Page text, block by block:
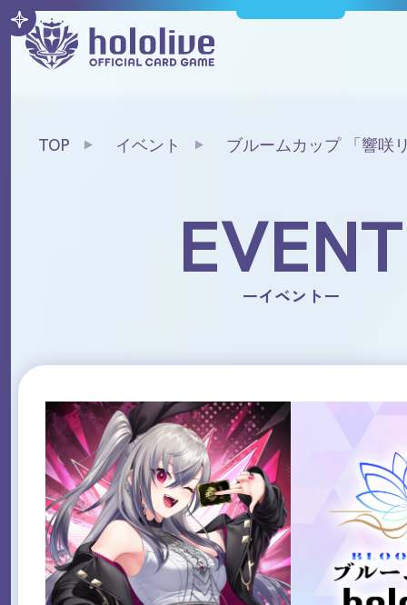
TOP イベント ブルームカップ 「響咲
EVENT
ーイベントー